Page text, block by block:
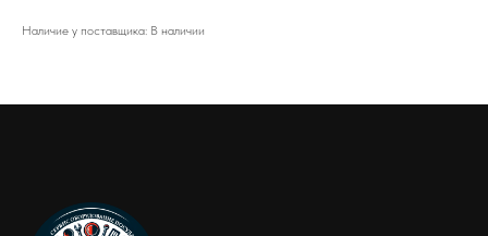
Наличие у поставщика: В наличии